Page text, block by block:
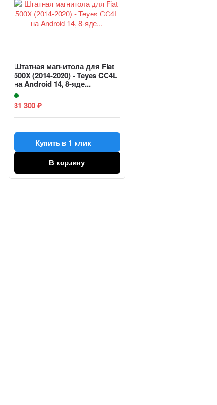
Штатная магнитола для Fiat
500X (2014-2020) - Teyes CC4L
на Android 14, 8-яде...
31 300₽
Купить в 1 клик
В корзину